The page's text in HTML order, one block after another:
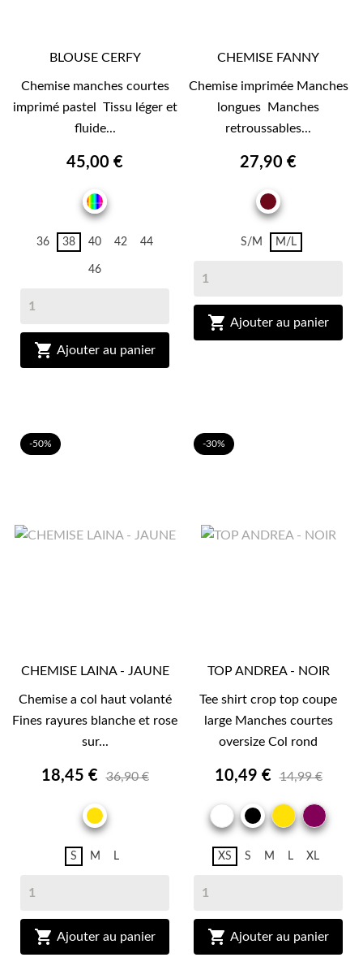
BLOUSE CERFY
Chemise manches courtes
imprimé pastel Tissu léger et
fluide...
45,00 €
MULTICOLOR
36 38 40 42 44
46
 Ajouter au panier
CHEMISE FANNY
Chemise imprimée Manches
longues Manches
retroussables...
27,90 €
S/M M/L
 Ajouter au panier
-50%
CHEMISE LAINA - JAUNE
Chemise a col haut volanté
Fines rayures blanche et rose
sur...
18,45 € 36,90 €
JAUNE
S M L
 Ajouter au panier
-30%
TOP ANDREA - NOIR
Tee shirt crop top coupe
large Manches courtes
oversize Col rond
10,49 € 14,99 €
BLANCNOIRJAUNE
XS S M L XL
 Ajouter au panier